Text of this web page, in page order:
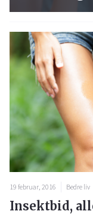
19 februar, 2016 Bedre liv
Insektbid,